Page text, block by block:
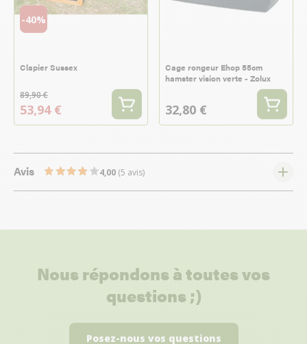
-40%
Clapier Sussex
89,90 €
53,94 €
Cage rongeur Ehop 55cm
hamster vision verte - Zolux
32,80 €
Avis 4,00 (5 avis)
Nous répondons à toutes vos
questions ;)
Posez-nous vos questions